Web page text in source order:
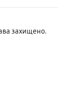
захищено.